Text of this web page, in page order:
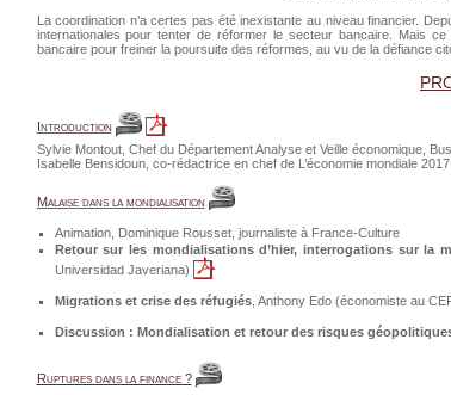
La coordination n’a certes pas été inexistante au niveau financier.
internationales pour tenter de réformer le secteur bancaire. Mais
bancaire pour freiner la poursuite des réformes, au vu de la défiance
Introduction
Sylvie Montout, Chef du Département Analyse et Veille économique,
Isabelle Bensidoun, co-rédactrice en chef de L’économie mondiale 2017
Malaise dans la mondialisation
Animation, Dominique Rousset, journaliste à France-Culture
Retour sur les mondialisations d’hier, interrogations sur la
Universidad Javeriana)
Migrations et crise des réfugiés, Anthony Edo (économiste au
Discussion : Mondialisation et retour des risques
Ruptures dans la finance ?